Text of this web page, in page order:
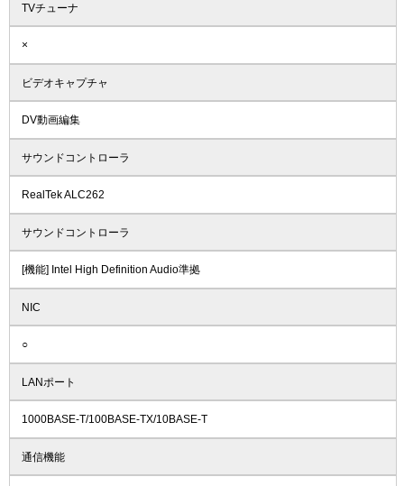
TVチューナ
×
ビデオキャプチャ
DV動画編集
サウンドコントローラ
RealTek ALC262
サウンドコントローラ
[機能] Intel High Definition Audio準拠
NIC
○
LANポート
1000BASE-T/100BASE-TX/10BASE-T
通信機能